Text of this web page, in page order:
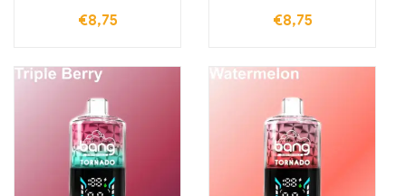
mansikasta ja
€8,75
sekoitus mansikkaa ja
€8,75